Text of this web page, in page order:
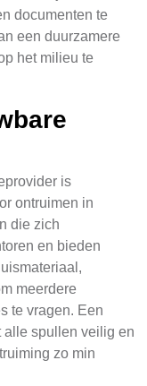
documenten te
een duurzamere
het milieu te
is
ontruimen in
die zich
en bieden
meerdere
te vragen. Een
alle spullen veilig en
zo min